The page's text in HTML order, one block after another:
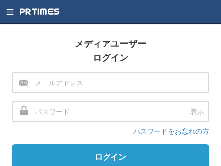
メディアユーザー
ログイン
表示
パスワードをお忘れの方
ログイン